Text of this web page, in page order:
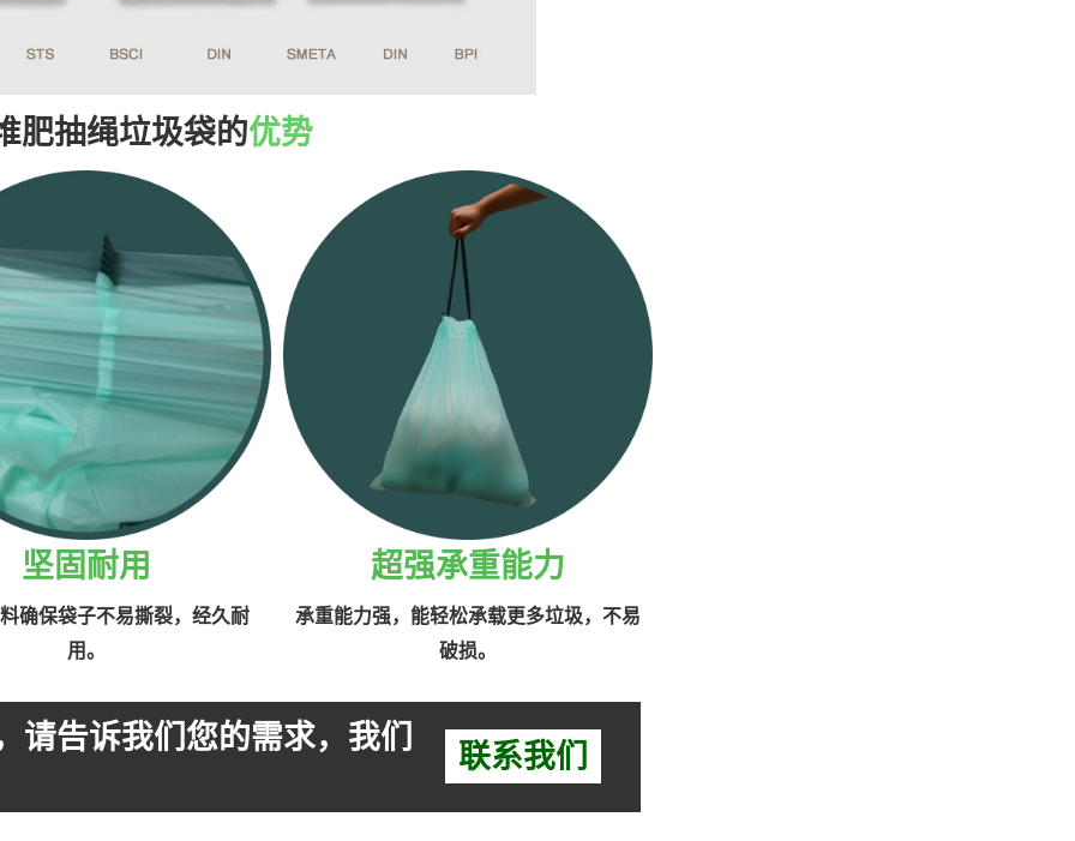
肥抽绳垃圾袋的优势
坚固耐用
确保袋子不易撕裂，经久耐
用。
超强承重能力
承重能力强，能轻松承载更多垃圾，不易
破损。
请告诉我们您的需求，我们 联系我们